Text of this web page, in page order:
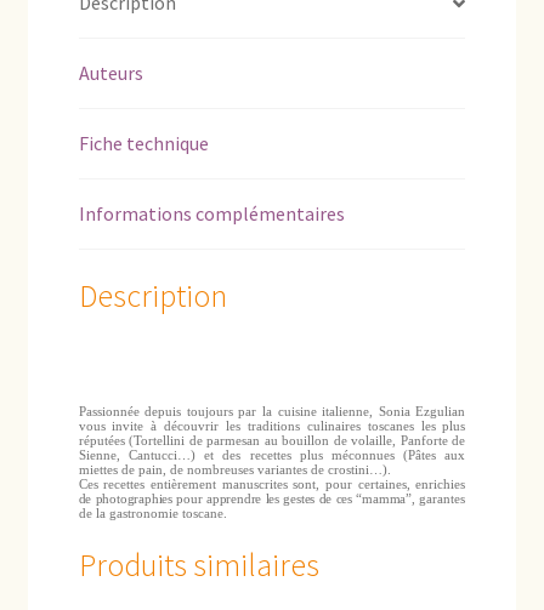
Auteurs
Fiche technique
Informations complémentaires
Description
Passionnée depuis toujours par la cuisine italienne, Sonia Ezgulian
vous invite à découvrir les traditions culinaires toscanes les plus
réputées (Tortellini de parmesan au bouillon de volaille, Panforte de
Sienne, Cantucci…) et des recettes plus méconnues (Pâtes aux
miettes de pain, de nombreuses variantes de crostini…).
Ces recettes entièrement manuscrites sont, pour certaines, enrichies
de photographies pour apprendre les gestes de ces “mamma”, garantes
de la gastronomie toscane.
Produits similaires